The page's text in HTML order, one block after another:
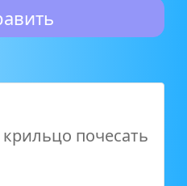
почесать